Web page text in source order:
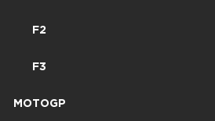
F2
F3
MOTOGP